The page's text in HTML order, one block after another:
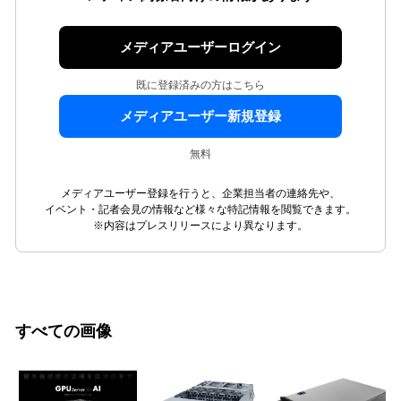
メディアユーザーログイン
既に登録済みの方はこちら
メディアユーザー新規登録
無料
メディアユーザー登録を行うと、企業担当者の連絡先や、
イベント・記者会見の情報など様々な特記情報を閲覧できます。
※内容はプレスリリースにより異なります。
すべての画像